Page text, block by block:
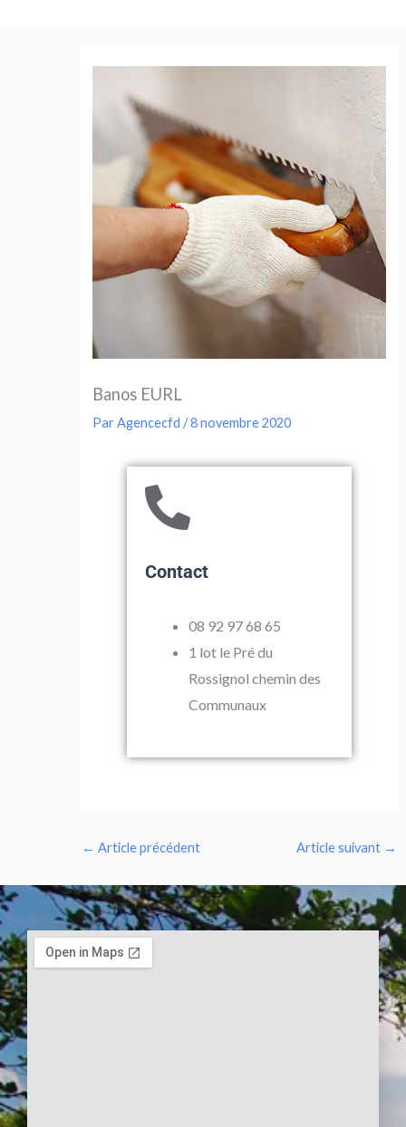
Banos EURL
ParAgencecfd/8 novembre 2020
Contact
08 92 97 68 65
1 lot le Pré du
Rossignol chemin des
Communaux
← Article précédent Article suivant →